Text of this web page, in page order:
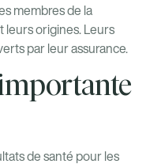
membres de la
leurs origines. Leurs
par leur assurance.
de santé pour les